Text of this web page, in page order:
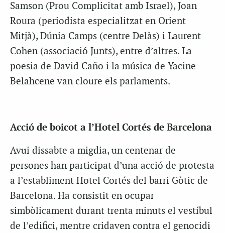
Samson (Prou Complicitat amb Israel), Joan
Roura (periodista especialitzat en Orient
Mitjà), Dúnia Camps (centre Delàs) i Laurent
Cohen (associació Junts), entre d’altres. La
poesia de David Caño i la música de Yacine
Belahcene van cloure els parlaments.
Acció de boicot a l’Hotel Cortés de Barcelona
Avui dissabte a migdia, un centenar de
persones han participat d’una acció de protesta
a l’establiment Hotel Cortés del barri Gòtic de
Barcelona. Ha consistit en ocupar
simbòlicament durant trenta minuts el vestíbul
de l’edifici, mentre cridaven contra el genocidi